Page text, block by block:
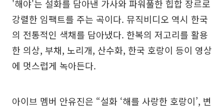
'해야'는 설화를 담아낸 가사와 파워풀한 힙합 장르로
강렬한 임팩트를 주는 곡이다. 뮤직비디오 역시 한국
의 전통적인 색채를 담아냈다. 한복의 저고리를 활용
한 의상, 부채, 노리개, 산수화, 한국 호랑이 등이 영상
에 멋스럽게 녹아든다.
아이브 멤버 안유진은 “설화 ‘해를 사랑한 호랑이’, 변